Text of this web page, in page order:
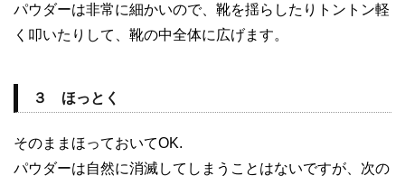
パウダーは非常に細かいので、靴を揺らしたりトントン軽
く叩いたりして、靴の中全体に広げます。
３ ほっとく
そのままほっておいてOK.
パウダーは自然に消滅してしまうことはないですが、次の